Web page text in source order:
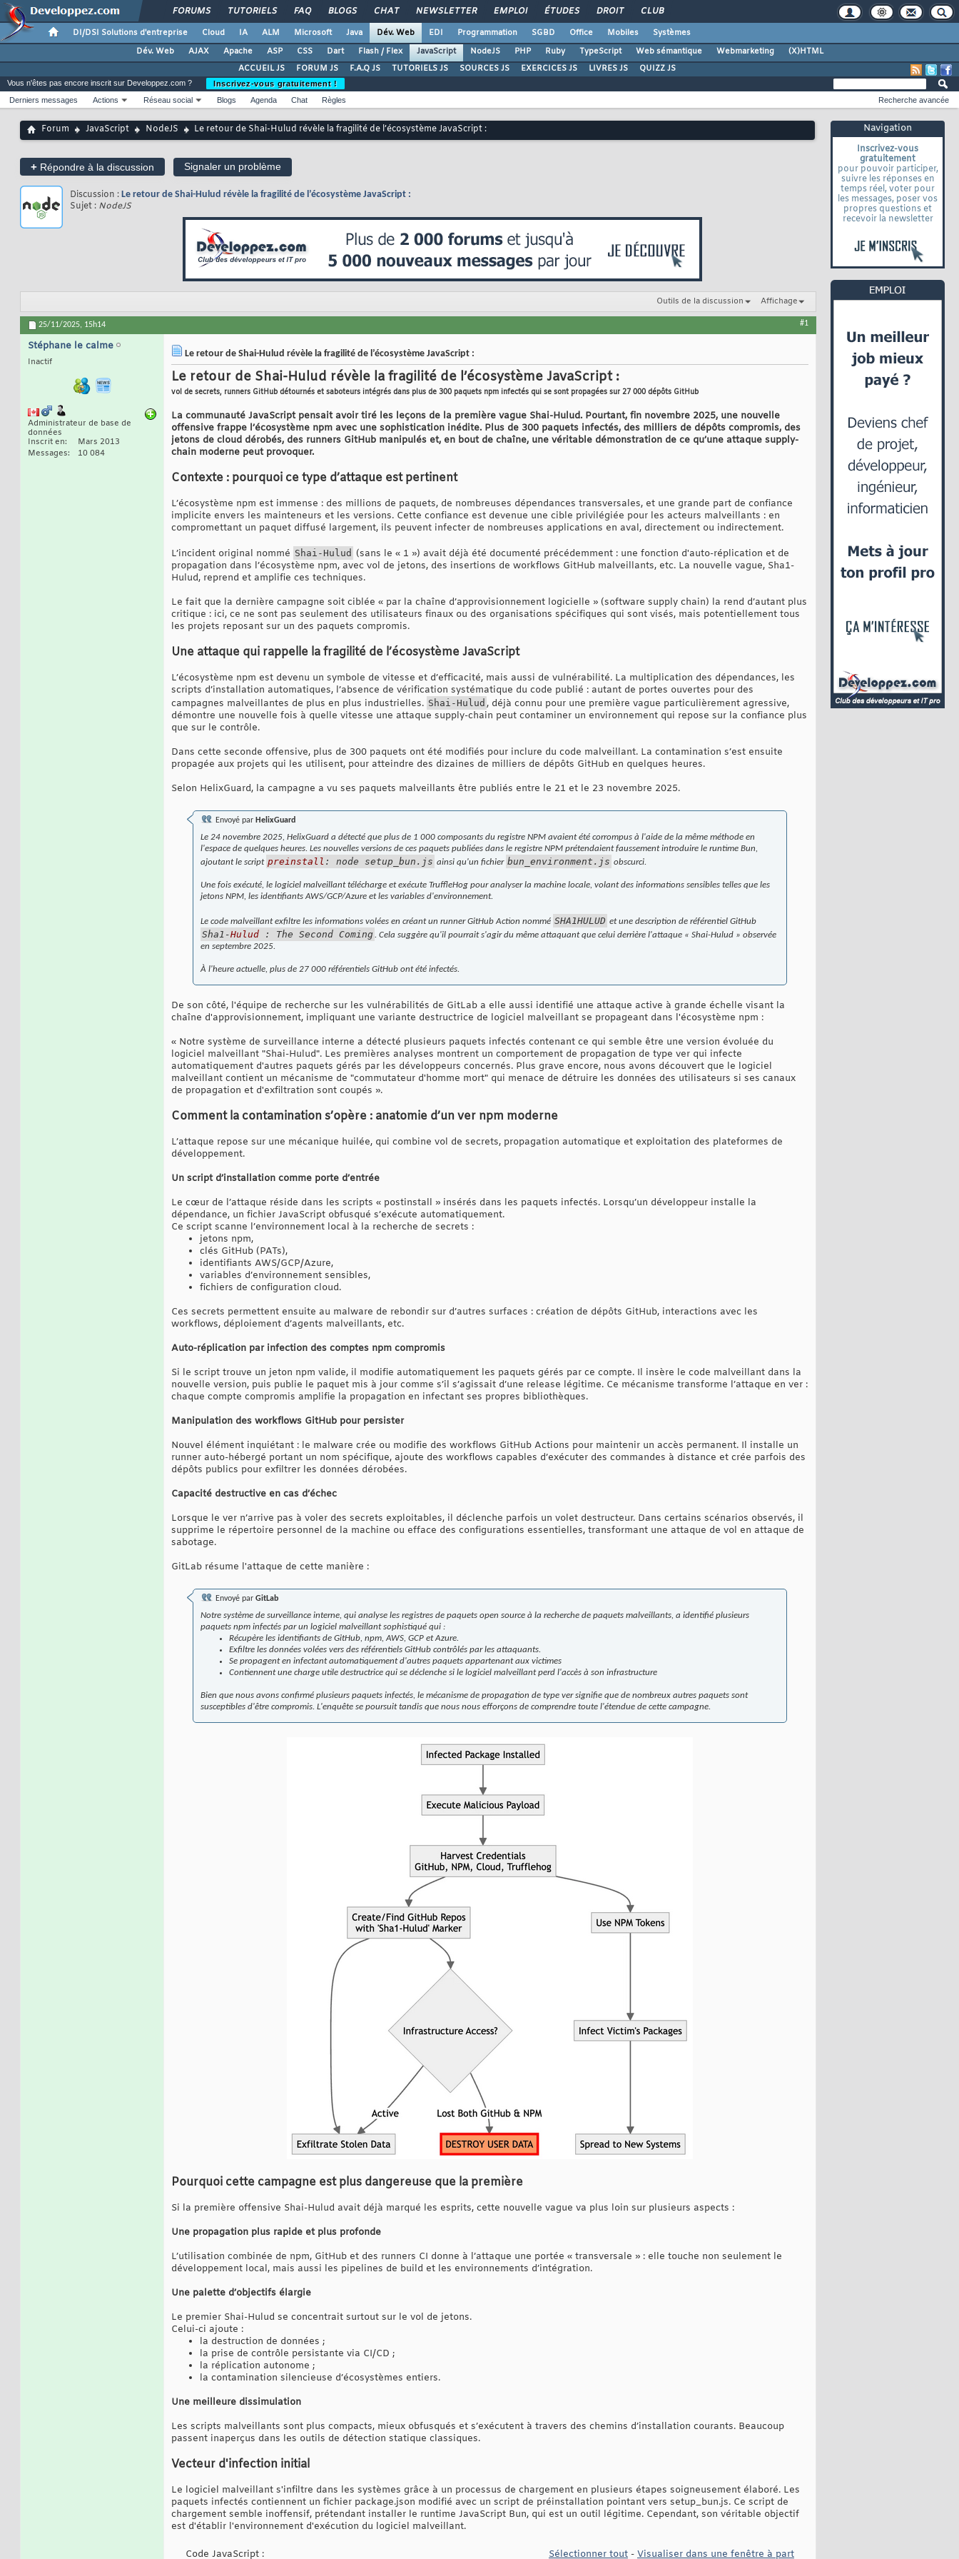
FORUMS TUTORIELS FAQ BLOGS CHAT NEWSLETTER EMPLOI ÉTUDES DROIT CLUB
DI/DSI Solutions d'entreprise Cloud IA ALM Microsoft Java Dév. Web EDI Programmation SGBD Office Mobiles
Systèmes
Dév. Web
AJAX Apache ASP CSS Dart Flash / Flex JavaScript NodeJS PHP Ruby TypeScript Web sémantique Webmarketing
(X)HTML
ACCUEIL JS
FORUM JS F.A.Q JS TUTORIELS JS SOURCES JS EXERCICES JS LIVRES JS QUIZZ JS
Navigation
Inscrivez-vous
gratuitement
pour pouvoir participer,
suivre les réponses en
temps réel, voter pour
les messages, poser vos
propres questions et
recevoir la newsletter
Vous n'êtes pas encore inscrit sur Developpez.com ?
Inscrivez-vous gratuitement !
Derniers messages
Actions Réseau social Blogs Agenda Chat Règles Recherche avancée
Forum JavaScript NodeJS Le retour de Shai-Hulud révèle la fragilité de l’écosystème JavaScript :
+ Répondre à la discussion Signaler un problème
Discussion : Le retour de Shai-Hulud révèle la fragilité de l’écosystème JavaScript :
Sujet : NodeJS
Outils de la discussion Affichage
25/11/2025, 15h14 #1
Stéphane le calme
Inactif
Administrateur de base de
données
Inscrit en
Mars 2013
Messages
10 084
Le retour de Shai-Hulud révèle la fragilité de l’écosystème JavaScript :
Le retour de Shai-Hulud révèle la fragilité de l’écosystème JavaScript :
vol de secrets, runners GitHub détournés et saboteurs intégrés dans plus de 300 paquets npm infectés qui se sont propagées sur 27 000 dépôts GitHub
La communauté JavaScript pensait avoir tiré les leçons de la première vague Shai-Hulud. Pourtant, fin novembre 2025, une nouvelle
offensive frappe l’écosystème npm avec une sophistication inédite. Plus de 300 paquets infectés, des milliers de dépôts compromis, des
jetons de cloud dérobés, des runners GitHub manipulés et, en bout de chaîne, une véritable démonstration de ce qu’une attaque supply-
chain moderne peut provoquer.
Contexte : pourquoi ce type d’attaque est pertinent
L’écosystème npm est immense : des millions de paquets, de nombreuses dépendances transversales, et une grande part de confiance
implicite envers les mainteneurs et les versions. Cette confiance est devenue une cible privilégiée pour les acteurs malveillants : en
compromettant un paquet diffusé largement, ils peuvent infecter de nombreuses applications en aval, directement ou indirectement.
L’incident original nommé Shai‑Hulud (sans le « 1 ») avait déjà été documenté précédemment : une fonction d'auto-réplication et de
propagation dans l’écosystème npm, avec vol de jetons, des insertions de workflows GitHub malveillants, etc. La nouvelle vague, Sha1-
Hulud, reprend et amplifie ces techniques.
Le fait que la dernière campagne soit ciblée « par la chaîne d’approvisionnement logicielle » (software supply chain) la rend d’autant plus
critique : ici, ce ne sont pas seulement des utilisateurs finaux ou des organisations spécifiques qui sont visés, mais potentiellement tous
les projets reposant sur un des paquets compromis.
Une attaque qui rappelle la fragilité de l’écosystème JavaScript
L’écosystème npm est devenu un symbole de vitesse et d’efficacité, mais aussi de vulnérabilité. La multiplication des dépendances, les
scripts d’installation automatiques, l’absence de vérification systématique du code publié : autant de portes ouvertes pour des
campagnes malveillantes de plus en plus industrielles. Shai-Hulud , déjà connu pour une première vague particulièrement agressive,
démontre une nouvelle fois à quelle vitesse une attaque supply-chain peut contaminer un environnement qui repose sur la confiance plus
que sur le contrôle.
Dans cette seconde offensive, plus de 300 paquets ont été modifiés pour inclure du code malveillant. La contamination s’est ensuite
propagée aux projets qui les utilisent, pour atteindre des dizaines de milliers de dépôts GitHub en quelques heures.
Selon HelixGuard, la campagne a vu ses paquets malveillants être publiés entre le 21 et le 23 novembre 2025.
Envoyé par HelixGuard
Le 24 novembre 2025, HelixGuard a détecté que plus de 1 000 composants du registre NPM avaient été corrompus à l'aide de la même méthode en
l'espace de quelques heures. Les nouvelles versions de ces paquets publiées dans le registre NPM prétendaient faussement introduire le runtime Bun,
ajoutant le script preinstall : node setup_bun.js ainsi qu'un fichier bun_environment.js obscurci.
Une fois exécuté, le logiciel malveillant télécharge et exécute TruffleHog pour analyser la machine locale, volant des informations sensibles telles que les
jetons NPM, les identifiants AWS/GCP/Azure et les variables d'environnement.
Le code malveillant exfiltre les informations volées en créant un runner GitHub Action nommé SHA1HULUD et une description de référentiel GitHub
Sha1-Hulud : The Second Coming. Cela suggère qu'il pourrait s'agir du même attaquant que celui derrière l'attaque « Shai-Hulud » observée
en septembre 2025.
À l'heure actuelle, plus de 27 000 référentiels GitHub ont été infectés.
De son côté, l'équipe de recherche sur les vulnérabilités de GitLab a elle aussi identifié une attaque active à grande échelle visant la
chaîne d'approvisionnement, impliquant une variante destructrice de logiciel malveillant se propageant dans l'écosystème npm :
« Notre système de surveillance interne a détecté plusieurs paquets infectés contenant ce qui semble être une version évoluée du
logiciel malveillant "Shai-Hulud". Les premières analyses montrent un comportement de propagation de type ver qui infecte
automatiquement d'autres paquets gérés par les développeurs concernés. Plus grave encore, nous avons découvert que le logiciel
malveillant contient un mécanisme de "commutateur d'homme mort" qui menace de détruire les données des utilisateurs si ses canaux
de propagation et d'exfiltration sont coupés ».
Comment la contamination s’opère : anatomie d’un ver npm moderne
L’attaque repose sur une mécanique huilée, qui combine vol de secrets, propagation automatique et exploitation des plateformes de
développement.
Un script d’installation comme porte d’entrée
Le cœur de l’attaque réside dans les scripts « postinstall » insérés dans les paquets infectés. Lorsqu’un développeur installe la
dépendance, un fichier JavaScript obfusqué s’exécute automatiquement.
Ce script scanne l’environnement local à la recherche de secrets :
jetons npm,
clés GitHub (PATs),
identifiants AWS/GCP/Azure,
variables d’environnement sensibles,
fichiers de configuration cloud.
Ces secrets permettent ensuite au malware de rebondir sur d’autres surfaces : création de dépôts GitHub, interactions avec les
workflows, déploiement d’agents malveillants, etc.
Auto-réplication par infection des comptes npm compromis
Si le script trouve un jeton npm valide, il modifie automatiquement les paquets gérés par ce compte. Il insère le code malveillant dans la
nouvelle version, puis publie le paquet mis à jour comme s’il s’agissait d’une release légitime. Ce mécanisme transforme l’attaque en ver :
chaque compte compromis amplifie la propagation en infectant ses propres bibliothèques.
Manipulation des workflows GitHub pour persister
Nouvel élément inquiétant : le malware crée ou modifie des workflows GitHub Actions pour maintenir un accès permanent. Il installe un
runner auto-hébergé portant un nom spécifique, ajoute des workflows capables d’exécuter des commandes à distance et crée parfois des
dépôts publics pour exfiltrer les données dérobées.
Capacité destructive en cas d’échec
Lorsque le ver n’arrive pas à voler des secrets exploitables, il déclenche parfois un volet destructeur. Dans certains scénarios observés, il
supprime le répertoire personnel de la machine ou efface des configurations essentielles, transformant une attaque de vol en attaque de
sabotage.
GitLab résume l'attaque de cette manière :
Envoyé par GitLab
Notre système de surveillance interne, qui analyse les registres de paquets open source à la recherche de paquets malveillants, a identifié plusieurs
paquets npm infectés par un logiciel malveillant sophistiqué qui :
Récupère les identifiants de GitHub, npm, AWS, GCP et Azure.
Exfiltre les données volées vers des référentiels GitHub contrôlés par les attaquants.
Se propagent en infectant automatiquement d'autres paquets appartenant aux victimes
Contiennent une charge utile destructrice qui se déclenche si le logiciel malveillant perd l'accès à son infrastructure
Bien que nous avons confirmé plusieurs paquets infectés, le mécanisme de propagation de type ver signifie que de nombreux autres paquets sont
susceptibles d'être compromis. L'enquête se poursuit tandis que nous nous efforçons de comprendre toute l'étendue de cette campagne.
Pourquoi cette campagne est plus dangereuse que la première
Si la première offensive Shai-Hulud avait déjà marqué les esprits, cette nouvelle vague va plus loin sur plusieurs aspects :
Une propagation plus rapide et plus profonde
L’utilisation combinée de npm, GitHub et des runners CI donne à l’attaque une portée « transversale » : elle touche non seulement le
développement local, mais aussi les pipelines de build et les environnements d’intégration.
Une palette d’objectifs élargie
Le premier Shai-Hulud se concentrait surtout sur le vol de jetons.
Celui-ci ajoute :
la destruction de données ;
la prise de contrôle persistante via CI/CD ;
la réplication autonome ;
la contamination silencieuse d’écosystèmes entiers.
Une meilleure dissimulation
Les scripts malveillants sont plus compacts, mieux obfusqués et s’exécutent à travers des chemins d’installation courants. Beaucoup
passent inaperçus dans les outils de détection statique classiques.
Vecteur d'infection initial
Le logiciel malveillant s'infiltre dans les systèmes grâce à un processus de chargement en plusieurs étapes soigneusement élaboré. Les
paquets infectés contiennent un fichier package.json modifié avec un script de préinstallation pointant vers setup_bun.js. Ce script de
chargement semble inoffensif, prétendant installer le runtime JavaScript Bun, qui est un outil légitime. Cependant, son véritable objectif
est d'établir l'environnement d'exécution du logiciel malveillant.
Code JavaScript : Sélectionner tout - Visualiser dans une fenêtre à part